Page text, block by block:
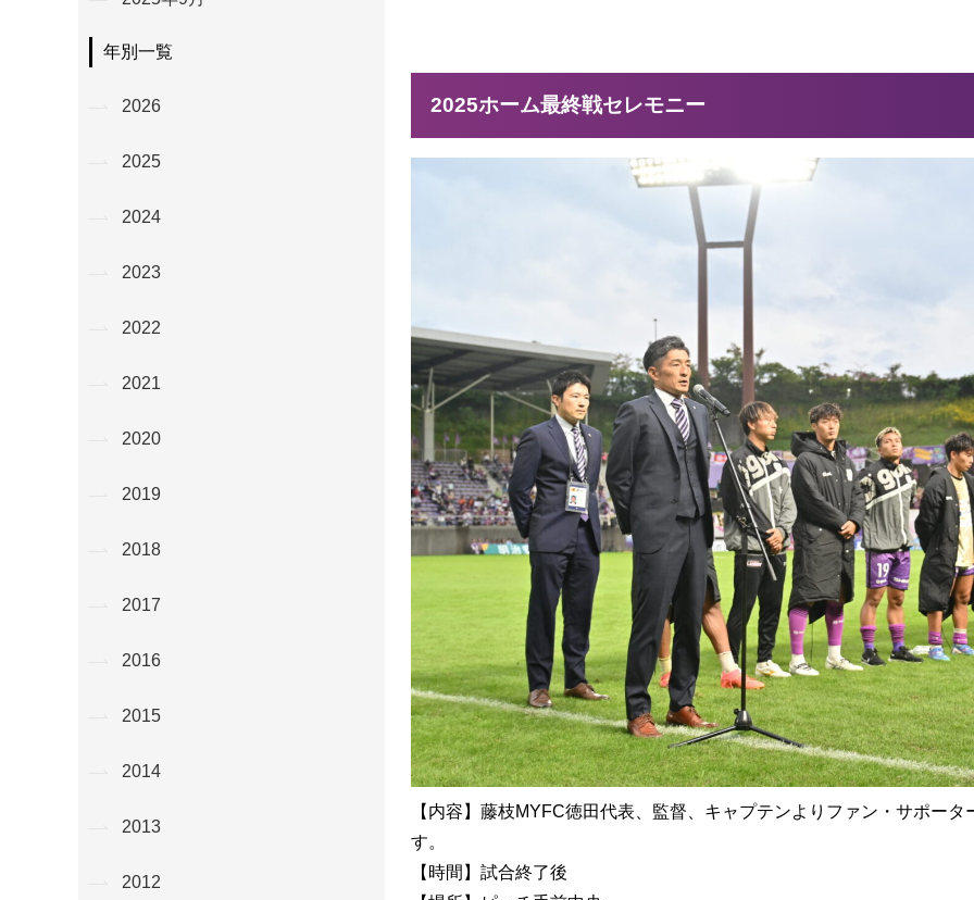
2025ホーム最終戦セレモニー
【内容】藤枝MYFC徳田代表、監督、キャプテンよりファン・サポー
す。
【時間】試合終了後
年別一覧
2026
2025
2024
2023
2022
2021
2020
2019
2018
2017
2016
2015
2014
2013
2012